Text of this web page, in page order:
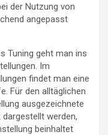
der Nutzung von
angepasst
Tuning geht man ins
Im
findet man eine
Für den alltäglichen
ausgezeichnete
werden,
beinhaltet